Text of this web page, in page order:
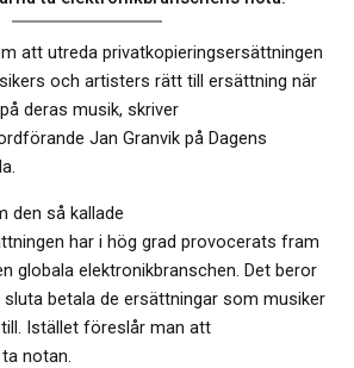
att utreda privatkopieringsersättningen
och artisters rätt till ersättning när
deras musik, skriver
Jan Granvik på Dagens
den så kallade
har i hög grad provocerats fram
globala elektronikbranschen. Det beror
betala de ersättningar som musiker
Istället föreslår man att
notan.